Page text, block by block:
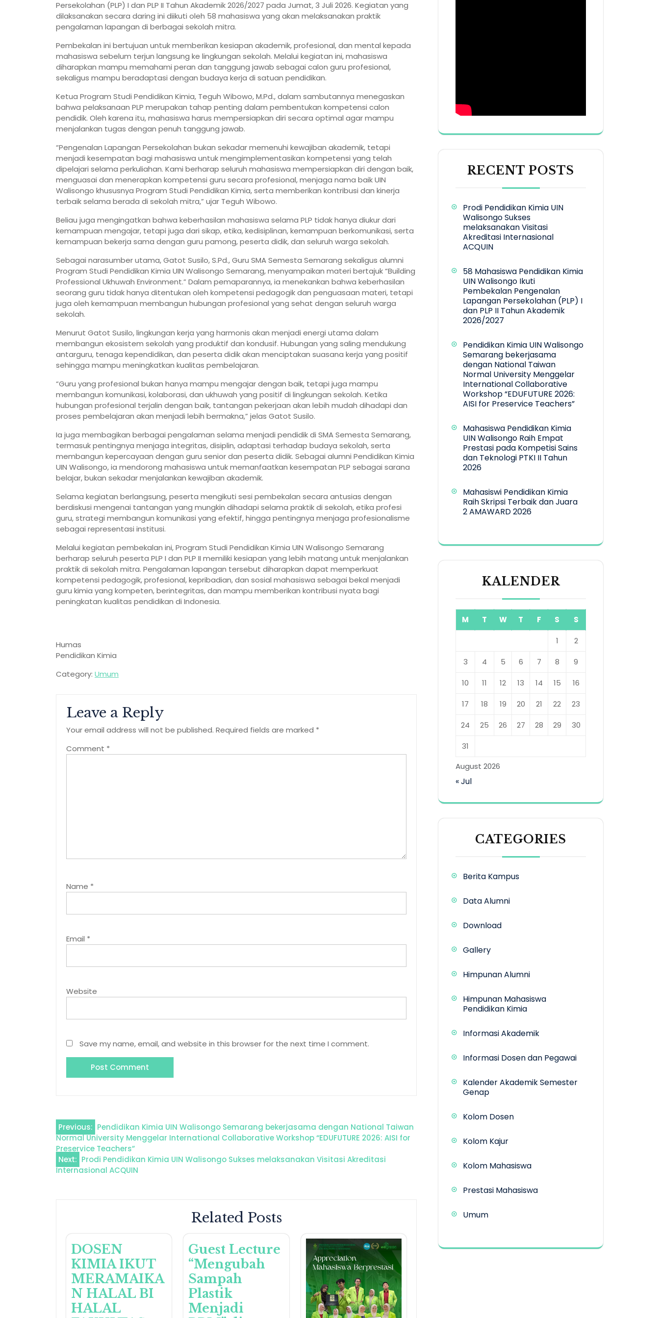
Persekolahan (PLP) I dan PLP II Tahun Akademik 2026/2027 pada Jumat, 3 Juli 2026. Kegiatan yang
dilaksanakan secara daring ini diikuti oleh 58 mahasiswa yang akan melaksanakan praktik
pengalaman lapangan di berbagai sekolah mitra.
Pembekalan ini bertujuan untuk memberikan kesiapan akademik, profesional, dan mental kepada
mahasiswa sebelum terjun langsung ke lingkungan sekolah. Melalui kegiatan ini, mahasiswa
diharapkan mampu memahami peran dan tanggung jawab sebagai calon guru profesional,
sekaligus mampu beradaptasi dengan budaya kerja di satuan pendidikan.
Ketua Program Studi Pendidikan Kimia, Teguh Wibowo, M.Pd., dalam sambutannya menegaskan
bahwa pelaksanaan PLP merupakan tahap penting dalam pembentukan kompetensi calon
pendidik. Oleh karena itu, mahasiswa harus mempersiapkan diri secara optimal agar mampu
menjalankan tugas dengan penuh tanggung jawab.
“Pengenalan Lapangan Persekolahan bukan sekadar memenuhi kewajiban akademik, tetapi
menjadi kesempatan bagi mahasiswa untuk mengimplementasikan kompetensi yang telah
dipelajari selama perkuliahan. Kami berharap seluruh mahasiswa mempersiapkan diri dengan baik,
menguasai dan menerapkan kompetensi guru secara profesional, menjaga nama baik UIN
Walisongo khususnya Program Studi Pendidikan Kimia, serta memberikan kontribusi dan kinerja
terbaik selama berada di sekolah mitra,” ujar Teguh Wibowo.
Beliau juga mengingatkan bahwa keberhasilan mahasiswa selama PLP tidak hanya diukur dari
kemampuan mengajar, tetapi juga dari sikap, etika, kedisiplinan, kemampuan berkomunikasi, serta
kemampuan bekerja sama dengan guru pamong, peserta didik, dan seluruh warga sekolah.
Sebagai narasumber utama, Gatot Susilo, S.Pd., Guru SMA Semesta Semarang sekaligus alumni
Program Studi Pendidikan Kimia UIN Walisongo Semarang, menyampaikan materi bertajuk “Building
Professional Ukhuwah Environment.” Dalam pemaparannya, ia menekankan bahwa keberhasilan
seorang guru tidak hanya ditentukan oleh kompetensi pedagogik dan penguasaan materi, tetapi
juga oleh kemampuan membangun hubungan profesional yang sehat dengan seluruh warga
sekolah.
Menurut Gatot Susilo, lingkungan kerja yang harmonis akan menjadi energi utama dalam
membangun ekosistem sekolah yang produktif dan kondusif. Hubungan yang saling mendukung
antarguru, tenaga kependidikan, dan peserta didik akan menciptakan suasana kerja yang positif
sehingga mampu meningkatkan kualitas pembelajaran.
“Guru yang profesional bukan hanya mampu mengajar dengan baik, tetapi juga mampu
membangun komunikasi, kolaborasi, dan ukhuwah yang positif di lingkungan sekolah. Ketika
hubungan profesional terjalin dengan baik, tantangan pekerjaan akan lebih mudah dihadapi dan
proses pembelajaran akan menjadi lebih bermakna,” jelas Gatot Susilo.
Ia juga membagikan berbagai pengalaman selama menjadi pendidik di SMA Semesta Semarang,
termasuk pentingnya menjaga integritas, disiplin, adaptasi terhadap budaya sekolah, serta
membangun kepercayaan dengan guru senior dan peserta didik. Sebagai alumni Pendidikan Kimia
UIN Walisongo, ia mendorong mahasiswa untuk memanfaatkan kesempatan PLP sebagai sarana
belajar, bukan sekadar menjalankan kewajiban akademik.
Selama kegiatan berlangsung, peserta mengikuti sesi pembekalan secara antusias dengan
berdiskusi mengenai tantangan yang mungkin dihadapi selama praktik di sekolah, etika profesi
guru, strategi membangun komunikasi yang efektif, hingga pentingnya menjaga profesionalisme
sebagai representasi institusi.
Melalui kegiatan pembekalan ini, Program Studi Pendidikan Kimia UIN Walisongo Semarang
berharap seluruh peserta PLP I dan PLP II memiliki kesiapan yang lebih matang untuk menjalankan
praktik di sekolah mitra. Pengalaman lapangan tersebut diharapkan dapat memperkuat
kompetensi pedagogik, profesional, kepribadian, dan sosial mahasiswa sebagai bekal menjadi
guru kimia yang kompeten, berintegritas, dan mampu memberikan kontribusi nyata bagi
peningkatan kualitas pendidikan di Indonesia.
Humas
Pendidikan Kimia
Category: Umum
Leave a Reply
Your email address will not be published. Required fields are marked *
Comment *
Name *
Email *
Website
Save my name, email, and website in this browser for the next time I comment.
Post
navigation
Previous: Pendidikan Kimia UIN Walisongo Semarang bekerjasama dengan National Taiwan
Normal University Menggelar International Collaborative Workshop “EDUFUTURE 2026: AISI for
Preservice Teachers”
Next: Prodi Pendidikan Kimia UIN Walisongo Sukses melaksanakan Visitasi Akreditasi
Internasional ACQUIN
Related Posts
DOSEN
KIMIA IKUT
MERAMAIKA
N HALAL BI
HALAL
Guest Lecture
“Mengubah
Sampah
Plastik
Menjadi
RECENT POSTS
Prodi Pendidikan Kimia UIN
Walisongo Sukses
melaksanakan Visitasi
Akreditasi Internasional
ACQUIN
58 Mahasiswa Pendidikan Kimia
UIN Walisongo Ikuti
Pembekalan Pengenalan
Lapangan Persekolahan (PLP) I
dan PLP II Tahun Akademik
2026/2027
Pendidikan Kimia UIN Walisongo
Semarang bekerjasama
dengan National Taiwan
Normal University Menggelar
International Collaborative
Workshop “EDUFUTURE 2026:
AISI for Preservice Teachers”
Mahasiswa Pendidikan Kimia
UIN Walisongo Raih Empat
Prestasi pada Kompetisi Sains
dan Teknologi PTKI II Tahun
2026
Mahasiswi Pendidikan Kimia
Raih Skripsi Terbaik dan Juara
2 AMAWARD 2026
KALENDER
August 2026
M T W T F S S
1 2
3 4 5 6 7 8 9
10 11 12 13 14 15 16
17 18 19 20 21 22 23
24 25 26 27 28 29 30
31
« Jul
CATEGORIES
Berita Kampus
Data Alumni
Download
Gallery
Himpunan Alumni
Himpunan Mahasiswa
Pendidikan Kimia
Informasi Akademik
Informasi Dosen dan Pegawai
Kalender Akademik Semester
Genap
Kolom Dosen
Kolom Kajur
Kolom Mahasiswa
Prestasi Mahasiswa
Umum